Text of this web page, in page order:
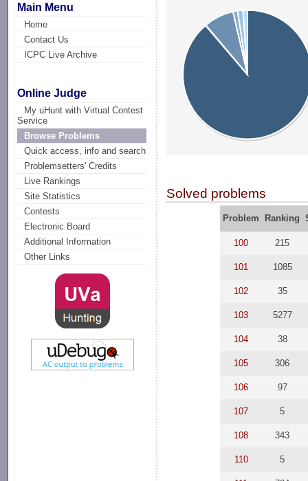
Main Menu
Home
Contact Us
ICPC Live Archive
Online Judge
My uHunt with Virtual Contest
Service
Browse Problems
Quick access, info and search
Problemsetters' Credits
Live Rankings
Site Statistics
Contests
Electronic Board
Additional Information
Other Links
Solved problems
Problem Ranking
100 215
101 1085
102 35
103 5277
104 38
105 306
106 97
107 5
108 343
110 5